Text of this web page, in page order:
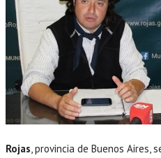
Rojas , provincia de Buenos